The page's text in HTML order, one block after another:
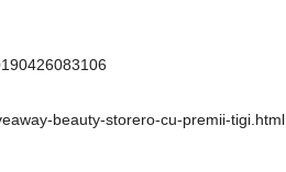
beauty-storero-cu-premii-tigi.html